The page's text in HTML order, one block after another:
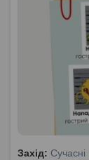
Захід: